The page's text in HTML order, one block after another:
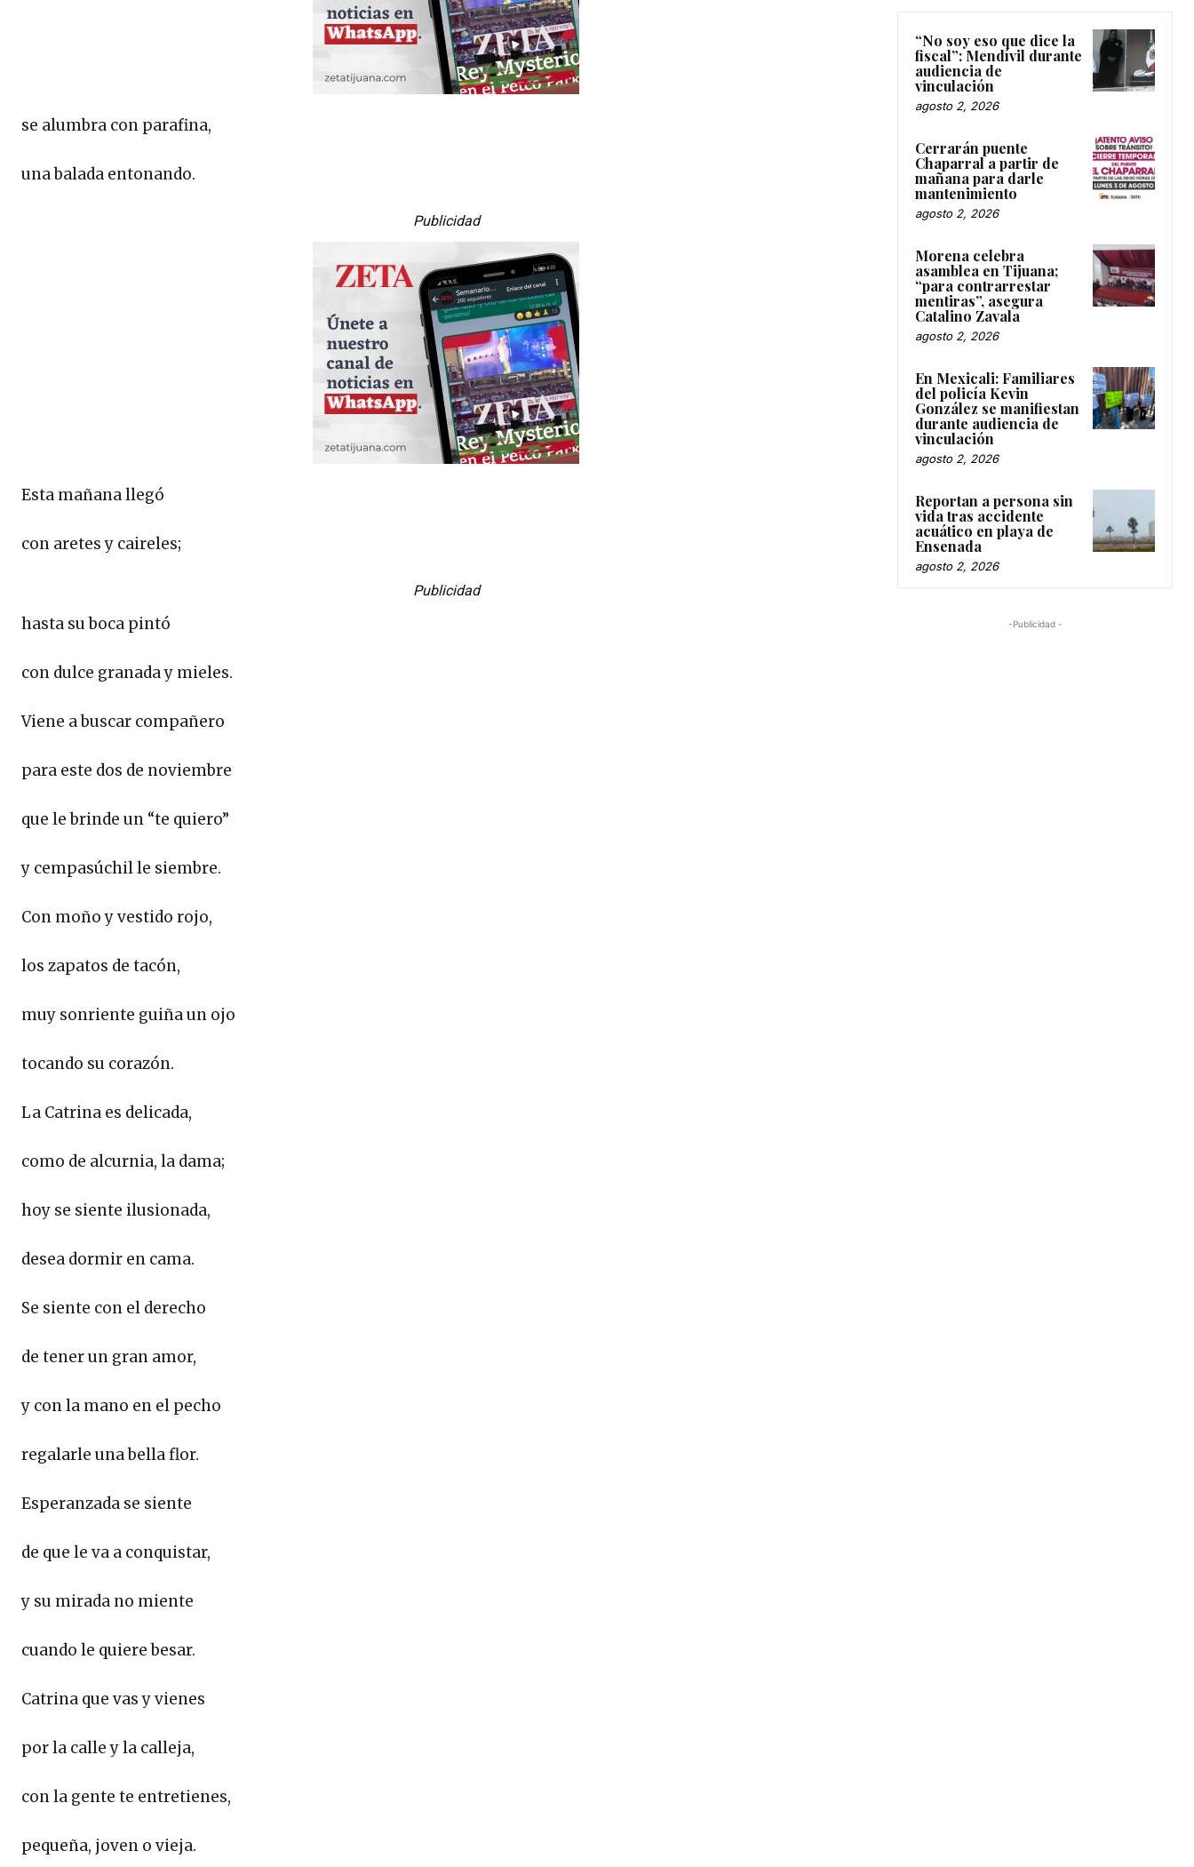
se alumbra con parafina,
una balada entonando.
Publicidad
Esta mañana llegó
con aretes y caireles;
Publicidad
hasta su boca pintó
con dulce granada y mieles.
Viene a buscar compañero
para este dos de noviembre
que le brinde un “te quiero”
y cempasúchil le siembre.
Con moño y vestido rojo,
los zapatos de tacón,
muy sonriente guiña un ojo
tocando su corazón.
La Catrina es delicada,
como de alcurnia, la dama;
hoy se siente ilusionada,
desea dormir en cama.
Se siente con el derecho
de tener un gran amor,
y con la mano en el pecho
regalarle una bella flor.
Esperanzada se siente
de que le va a conquistar,
y su mirada no miente
cuando le quiere besar.
Catrina que vas y vienes
por la calle y la calleja,
con la gente te entretienes,
pequeña, joven o vieja.
“No soy eso que dice la
fiscal”: Mendívil durante
audiencia de
vinculación
agosto 2, 2026
Cerrarán puente
Chaparral a partir de
mañana para darle
mantenimiento
agosto 2, 2026
Morena celebra
asamblea en Tijuana;
“para contrarrestar
mentiras”, asegura
Catalino Zavala
agosto 2, 2026
En Mexicali: Familiares
del policía Kevin
González se manifiestan
durante audiencia de
vinculación
agosto 2, 2026
Reportan a persona sin
vida tras accidente
acuático en playa de
Ensenada
agosto 2, 2026
-Publicidad -